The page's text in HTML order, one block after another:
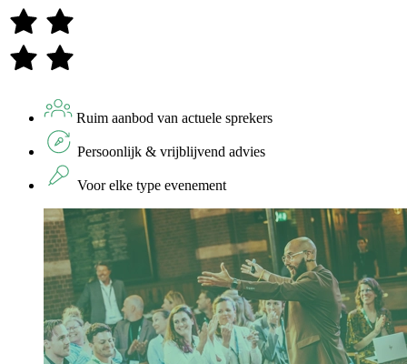
Ruim aanbod van actuele sprekers
Persoonlijk & vrijblijvend advies
Voor elke type evenement